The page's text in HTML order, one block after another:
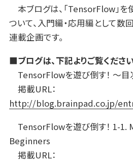
本ブログは、「TensorFlow」
ついて、入門編・応用編として数
連載企画です。
■ブログは、下記よりご覧ください
TensorFlowを遊び倒す！ 〜目
掲載URL：
http://blog.brainpad.co.jp/
TensorFlowを遊び倒す！ 1-1.
Beginners
掲載URL：